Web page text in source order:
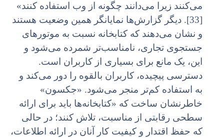
می‌کنند زیرا می‌دانند چگونه از وب استفاده کنند»
[33]. دیگر گزارش‌ها نمایانگر همین وضعیت هستند
و نشان می‌دهند که کتابخانه نسبت به موتورهای
جستجوی تجاری، نامناسب‌تر شمرده می‌شود و
این، یک مانع برای بسیاری از کاربران است.
دسترسی پیچیده، کاربران بالقوه را دور می‌کند و
به استفاده کم‌تر منجر می‌شود. «جکسون»
خاطرنشان ساخت که «کتابخانه‌ها باید برای ارائه
سطحی رقابتی از مناسبت، تلاش کنند؛ در حالی
که حفظ اقتدار و کیفیت کار آنان در ارائه اطلاعات،